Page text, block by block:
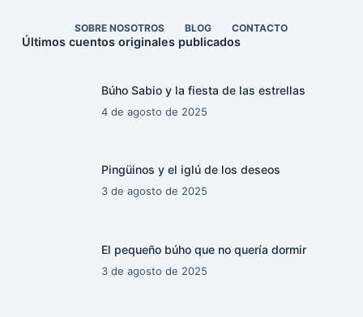
SOBRE NOSOTROS BLOG CONTACTO
Últimos cuentos originales publicados
Búho Sabio y la fiesta de las estrellas
4 de agosto de 2025
Pingüinos y el iglú de los deseos
3 de agosto de 2025
El pequeño búho que no quería dormir
3 de agosto de 2025